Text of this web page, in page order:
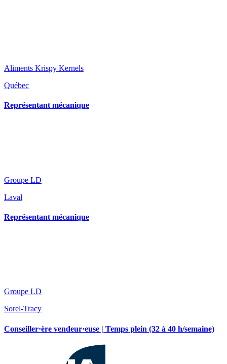
Aliments Krispy Kernels
Québec
Représentant mécanique
Groupe LD
Laval
Représentant mécanique
Groupe LD
Sorel-Tracy
Conseiller·ère vendeur·euse | Temps plein (32 à 40 h/semaine)